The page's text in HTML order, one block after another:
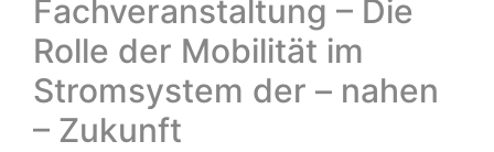
Fachveranstaltung – Die
Rolle der Mobilität im
Stromsystem der – nahen
– Zukunft